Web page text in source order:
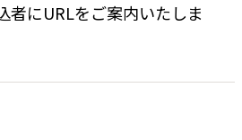
にURLをご案内いたしま